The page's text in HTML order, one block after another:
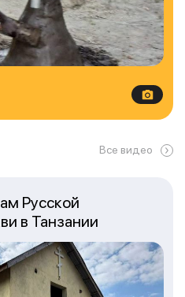
Все видео
Русской
в Танзании